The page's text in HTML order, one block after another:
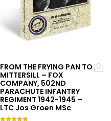
FROM THE FRYING PAN TO
MITTERSILL – FOX
COMPANY, 502ND
PARACHUTE INFANTRY
REGIMENT 1942-1945 –
LTC Jos Groen MSc